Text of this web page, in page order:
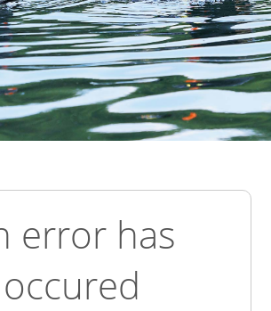
error has
occured